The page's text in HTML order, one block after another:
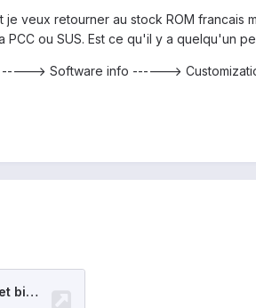
je veux retourner au stock ROM
ou SUS. Est ce qu'il y a quelqu'un
> Software info ------>